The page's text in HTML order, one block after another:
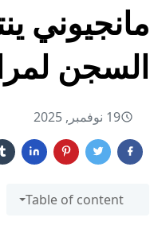
مانجيوني
السجن
19 نوفمبر, 2025
Table of content